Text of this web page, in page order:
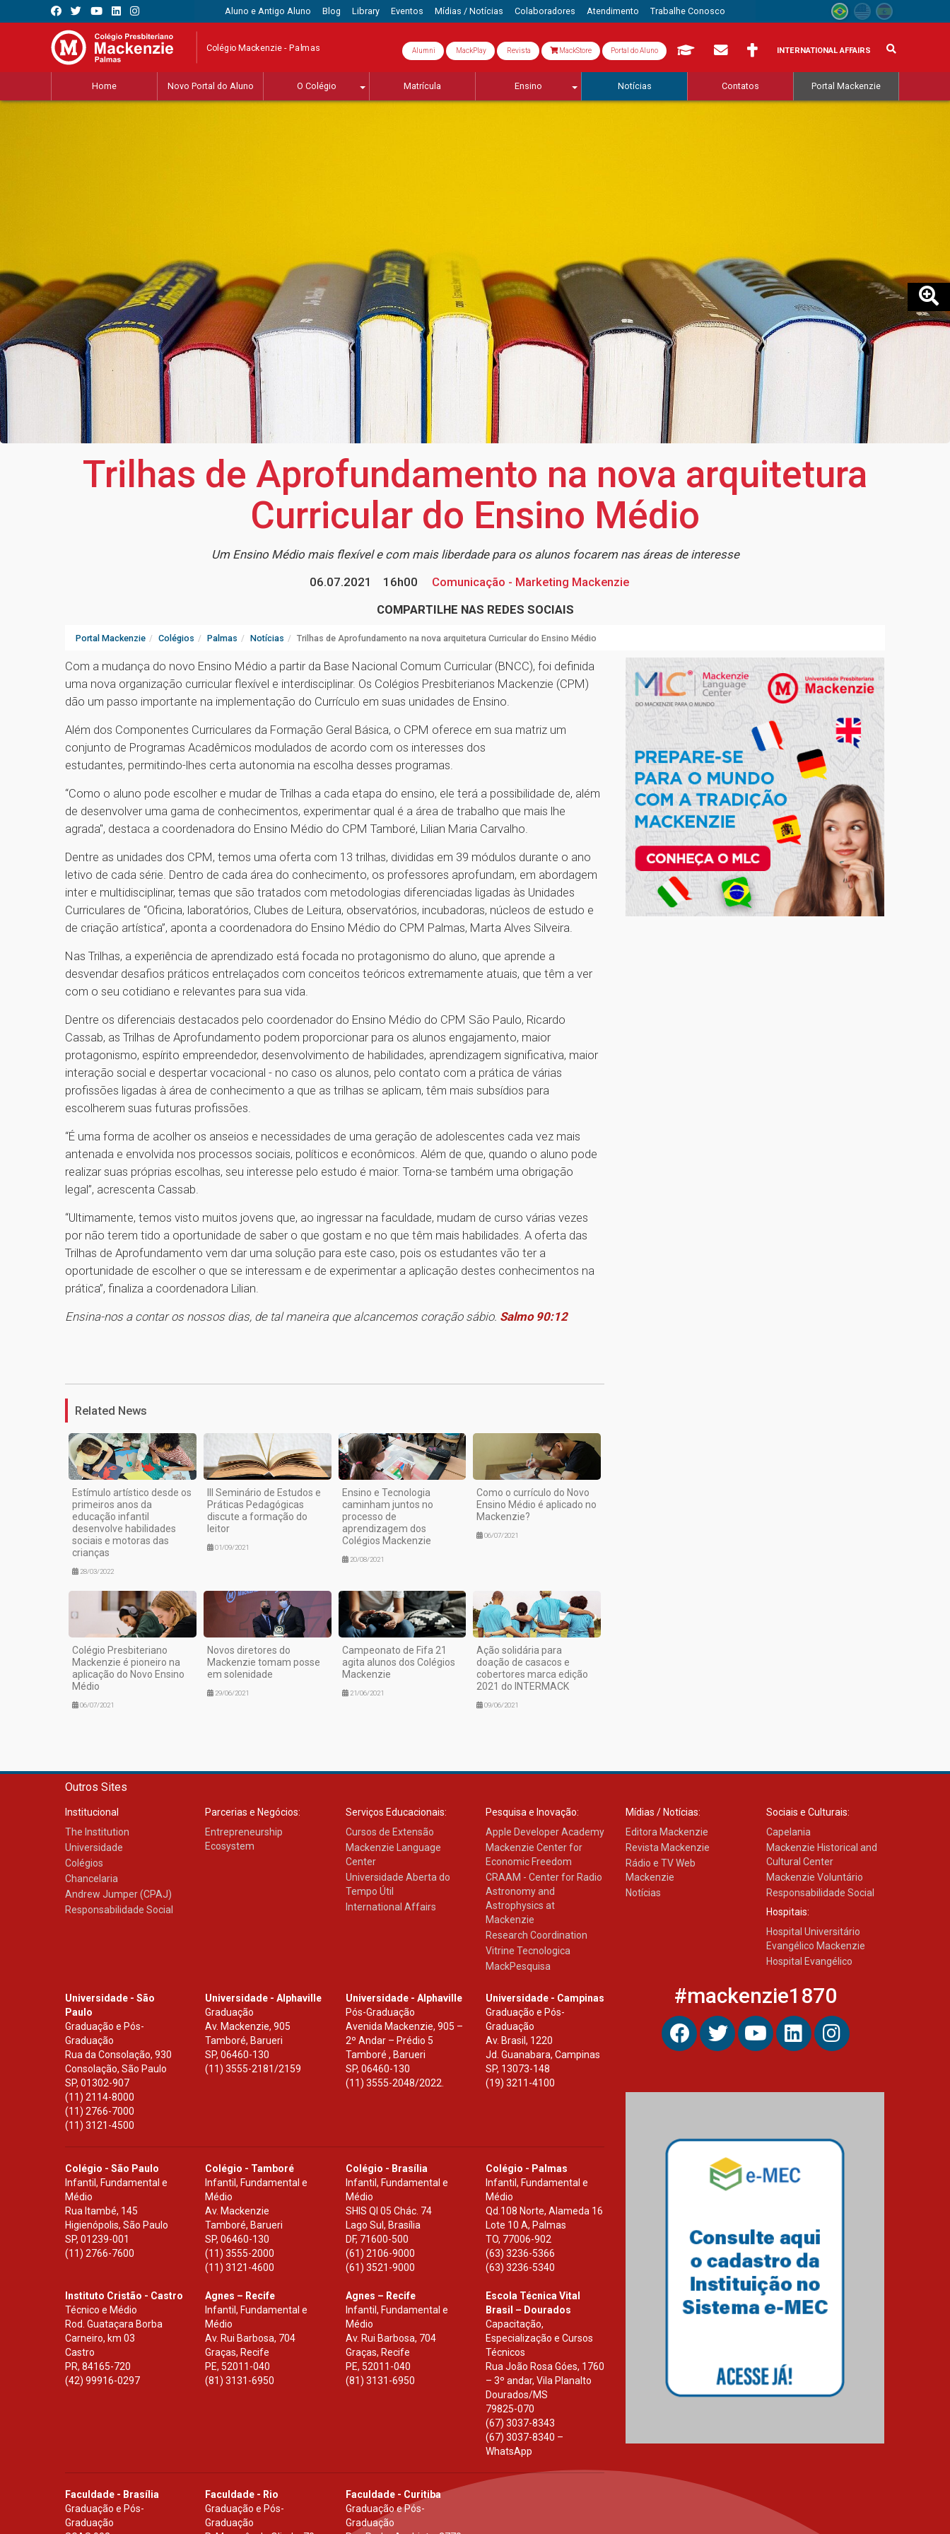
Aluno e Antigo Aluno Blog Library Eventos Mídias / Notícias Colaboradores Atendimento Trabalhe Conosco
Colégio Mackenzie - Palmas Alumni MackPlay Revista MackStore Portal do Aluno INTERNATIONAL AFFAIRS
Home Novo Portal do Aluno O Colégio Matrícula Ensino Notícias Contatos Portal Mackenzie
Trilhas de Aprofundamento na nova arquitetura
Curricular do Ensino Médio
Um Ensino Médio mais flexível e com mais liberdade para os alunos focarem nas áreas de interesse
06.07.2021
16h00
Comunicação - Marketing Mackenzie
COMPARTILHE NAS REDES SOCIAIS
Portal Mackenzie Colégios Palmas Notícias Trilhas de Aprofundamento na nova arquitetura Curricular do Ensino Médio
Com a mudança do novo Ensino Médio a partir da Base Nacional Comum Curricular (BNCC), foi definida
uma nova organização curricular flexível e interdisciplinar. Os Colégios Presbiterianos Mackenzie (CPM)
dão um passo importante na implementação do Currículo em suas unidades de Ensino.
Além dos Componentes Curriculares da Formação Geral Básica, o CPM oferece em sua matriz um
conjunto de Programas Acadêmicos modulados de acordo com os interesses dos
estudantes, permitindo-lhes certa autonomia na escolha desses programas.
“Como o aluno pode escolher e mudar de Trilhas a cada etapa do ensino, ele terá a possibilidade de, além
de desenvolver uma gama de conhecimentos, experimentar qual é a área de trabalho que mais lhe
agrada", destaca a coordenadora do Ensino Médio do CPM Tamboré, Lilian Maria Carvalho.
Dentre as unidades dos CPM, temos uma oferta com 13 trilhas, divididas em 39 módulos durante o ano
letivo de cada série. Dentro de cada área do conhecimento, os professores aprofundam, em abordagem
inter e multidisciplinar, temas que são tratados com metodologias diferenciadas ligadas às Unidades
Curriculares de “Oficina, laboratórios, Clubes de Leitura, observatórios, incubadoras, núcleos de estudo e
de criação artística”, aponta a coordenadora do Ensino Médio do CPM Palmas, Marta Alves Silveira.
Nas Trilhas, a experiência de aprendizado está focada no protagonismo do aluno, que aprende a
desvendar desafios práticos entrelaçados com conceitos teóricos extremamente atuais, que têm a ver
com o seu cotidiano e relevantes para sua vida.
Dentre os diferenciais destacados pelo coordenador do Ensino Médio do CPM São Paulo, Ricardo
Cassab, as Trilhas de Aprofundamento podem proporcionar para os alunos engajamento, maior
protagonismo, espírito empreendedor, desenvolvimento de habilidades, aprendizagem significativa, maior
interação social e despertar vocacional - no caso os alunos, pelo contato com a prática de várias
profissões ligadas à área de conhecimento a que as trilhas se aplicam, têm mais subsídios para
escolherem suas futuras profissões.
“É uma forma de acolher os anseios e necessidades de uma geração de adolescentes cada vez mais
antenada e envolvida nos processos sociais, políticos e econômicos. Além de que, quando o aluno pode
realizar suas próprias escolhas, seu interesse pelo estudo é maior. Torna-se também uma obrigação
legal”, acrescenta Cassab.
“Ultimamente, temos visto muitos jovens que, ao ingressar na faculdade, mudam de curso várias vezes
por não terem tido a oportunidade de saber o que gostam e no que têm mais habilidades. A oferta das
Trilhas de Aprofundamento vem dar uma solução para este caso, pois os estudantes vão ter a
oportunidade de escolher o que se interessam e de experimentar a aplicação destes conhecimentos na
prática”, finaliza a coordenadora Lilian.
Ensina-nos a contar os nossos dias, de tal maneira que alcancemos coração sábio. Salmo 90:12
Related News
Estí​mulo artístico desde os
primeiros anos da
educação infantil
desenvolve habilidades
sociais e motoras das
crianças
28/03/2022
III Seminário de Estudos e
Práticas Pedagógicas
discute a formação do
leitor
01/09/2021
Ensino e Tecnologia
caminham juntos no
processo de
aprendizagem dos
Colégios Mackenzie
20/08/2021
Como o currículo do Novo
Ensino Médio é aplicado no
Mackenzie?
06/07/2021
Colégio Presbiteriano
Mackenzie é pioneiro na
aplicação do Novo Ensino
Médio
06/07/2021
Novos diretores do
Mackenzie tomam posse
em solenidade
29/06/2021
Campeonato de Fifa 21
agita alunos dos Colégios
Mackenzie
21/06/2021
Ação solidária para
doação de casacos e
cobertores marca edição
2021 do INTERMACK
09/06/2021
Outros Sites
Institucional
The Institution
Universidade
Colégios
Chancelaria
Andrew Jumper (CPAJ)
Responsabilidade Social
Parcerias e Negócios:
Entrepreneurship
Ecosystem
Serviços Educacionais:
Cursos de Extensão
Mackenzie Language
Center
Universidade Aberta do
Tempo Útil
International Affairs
Pesquisa e Inovação:
Apple Developer Academy
Mackenzie Center for
Economic Freedom
CRAAM - Center for Radio
Astronomy and
Astrophysics at
Mackenzie
Research Coordination
Vitrine Tecnologica
MackPesquisa
Mídias / Notícias:
Editora Mackenzie
Revista Mackenzie
Rádio e TV Web
Mackenzie
Notícias
Sociais e Culturais:
Capelania
Mackenzie Historical and
Cultural Center
Mackenzie Voluntário
Responsabilidade Social
Hospitais:
Hospital Universitário
Evangélico Mackenzie
Hospital Evangélico
Universidade - São
Paulo
Graduação e Pós-
Graduação
Rua da Consolação, 930
Consolação, São Paulo
SP, 01302-907
(11) 2114-8000
(11) 2766-7000
(11) 3121-4500
Universidade - Alphaville
Graduação
Av. Mackenzie, 905
Tamboré, Barueri
SP,06460-130
(11) 3555-2181/2159
Universidade - Alphaville
Pós-Graduação
Avenida Mackenzie, 905 –
2º Andar – Prédio 5
Tamboré , Barueri
SP, 06460-130
(11) 3555-2048/2022.
Universidade - Campinas
Graduação e Pós-
Graduação
Av. Brasil, 1220
Jd. Guanabara, Campinas
SP, 13073-148
(19) 3211-4100
Colégio - São Paulo
Infantil, Fundamental e
Médio
Rua Itambé, 145
Higienópolis, São Paulo
SP, 01239-001
(11) 2766-7600
Colégio - Tamboré
Infantil, Fundamental e
Médio
Av. Mackenzie
Tamboré, Barueri
SP,06460-130
(11) 3555-2000
(11) 3121-4600
Colégio - Brasília
Infantil, Fundamental e
Médio
SHIS Ql 05 Chác. 74
Lago Sul, Brasília
DF, 71600-500
(61) 2106-9000
(61) 3521-9000
Colégio - Palmas
Infantil, Fundamental e
Médio
Qd.108 Norte, Alameda 16
Lote 10 A, Palmas
TO, 77006-902
(63) 3236-5366
(63) 3236-5340
Instituto Cristão - Castro
Técnico e Médio
Rod. Guataçara Borba
Carneiro, km 03
Castro
PR, 84165-720
(42) 99916-0297
Agnes – Recife
Infantil, Fundamental e
Médio
Av. Rui Barbosa, 704
Graças, Recife
PE, 52011-040
(81) 3131-6950
Agnes – Recife
Infantil, Fundamental e
Médio
Av. Rui Barbosa, 704
Graças, Recife
PE, 52011-040
(81) 3131-6950
Escola Técnica Vital
Brasil – Dourados
Capacitação,
Especialização e Cursos
Técnicos
Rua João Rosa Góes, 1760
– 3º andar, Vila Planalto
Dourados/MS
79825-070
(67) 3037-8343
(67) 3037-8340 –
WhatsApp
Faculdade - Brasília
Graduação e Pós-
Graduação
Faculdade - Rio
Graduação e Pós-
Graduação
Faculdade - Curitiba
Graduação e Pós-
Graduação
#mackenzie1870